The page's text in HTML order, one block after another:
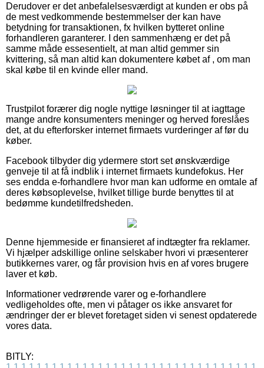
Derudover er det anbefalelsesværdigt at kunden er obs på
de mest vedkommende bestemmelser der kan have
betydning for transaktionen, fx hvilken bytteret online
forhandleren garanterer. I den sammenhæng er det på
samme måde essesentielt, at man altid gemmer sin
kvittering, så man altid kan dokumentere købet af , om man
skal købe til en kvinde eller mand.
Trustpilot forærer dig nogle nyttige løsninger til at iagttage
mange andre konsumenters meninger og herved foreslåes
det, at du efterforsker internet firmaets vurderinger af før du
køber.
Facebook tilbyder dig ydermere stort set ønskværdige
genveje til at få indblik i internet firmaets kundefokus. Her
ses endda e-forhandlere hvor man kan udforme en omtale af
deres købsoplevelse, hvilket tillige burde benyttes til at
bedømme kundetilfredsheden.
Denne hjemmeside er finansieret af indtægter fra reklamer.
Vi hjælper adskillige online selskaber hvori vi præsenterer
butikkernes varer, og får provision hvis en af vores brugere
laver et køb.
Informationer vedrørende varer og e-forhandlere
vedligeholdes ofte, men vi påtager os ikke ansvaret for
ændringer der er blevet foretaget siden vi senest opdaterede
vores data.
BITLY: